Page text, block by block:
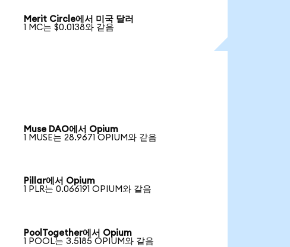
Merit Circle에서 미국 달러
1 MC는 $0.0138와 같음
Muse DAO에서 Opium
1 MUSE는 28.9671 OPIUM와 같음
Pillar에서 Opium
1 PLR는 0.066191 OPIUM와 같음
PoolTogether에서 Opium
1 POOL는 3.5185 OPIUM와 같음